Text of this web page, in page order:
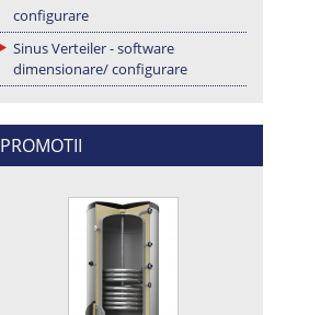
configurare
Sinus Verteiler - software
dimensionare/ configurare
PROMOTII